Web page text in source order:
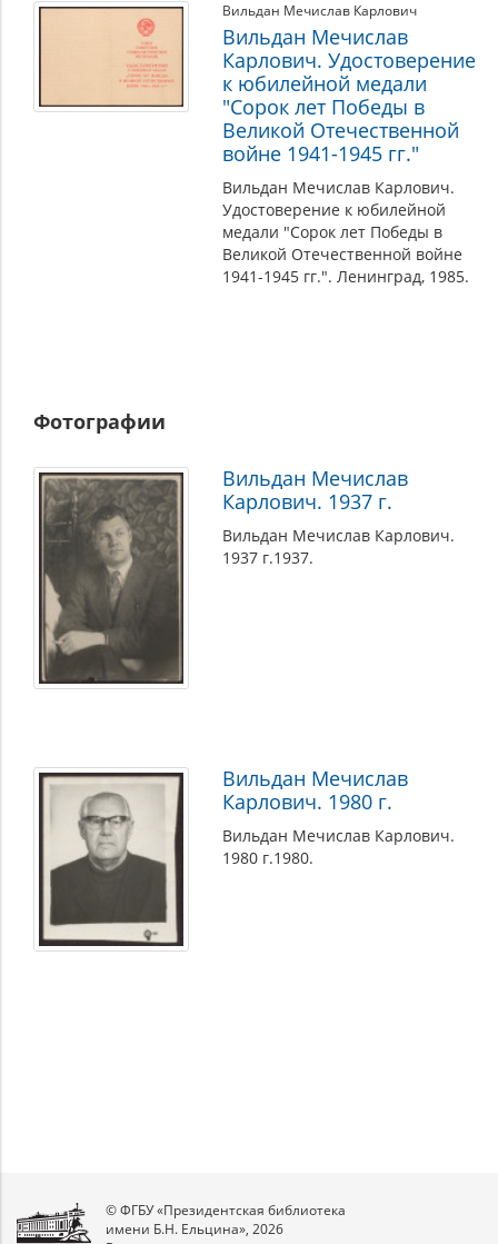
Вильдан Мечислав Карлович
Вильдан Мечислав
Карлович. Удостоверение
к юбилейной медали
"Сорок лет Победы в
Великой Отечественной
войне 1941-1945 гг."
Вильдан Мечислав Карлович.
Удостоверение к юбилейной
медали "Сорок лет Победы в
Великой Отечественной войне
1941-1945 гг.". Ленинград, 1985.
Фотографии
Вильдан Мечислав
Карлович. 1937 г.
Вильдан Мечислав Карлович.
1937 г.1937.
Вильдан Мечислав
Карлович. 1980 г.
Вильдан Мечислав Карлович.
1980 г.1980.
© ФГБУ «Президентская библиотека
имени Б.Н. Ельцина», 2026